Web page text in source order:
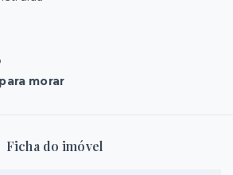
morar
Ficha do imóvel